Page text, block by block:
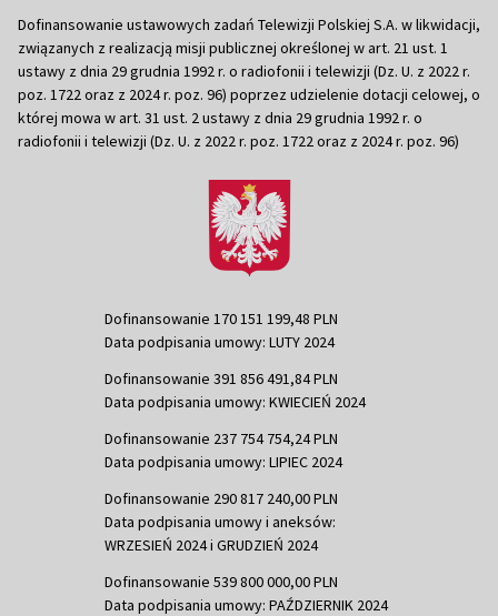
Dofinansowanie ustawowych zadań Telewizji Polskiej S.A. w likwidacji,
związanych z realizacją misji publicznej określonej w art. 21 ust. 1
ustawy z dnia 29 grudnia 1992 r. o radiofonii i telewizji (Dz. U. z 2022 r.
poz. 1722 oraz z 2024 r. poz. 96) poprzez udzielenie dotacji celowej, o
której mowa w art. 31 ust. 2 ustawy z dnia 29 grudnia 1992 r. o
radiofonii i telewizji (Dz. U. z 2022 r. poz. 1722 oraz z 2024 r. poz. 96)
Dofinansowanie 170 151 199,48 PLN
Data podpisania umowy: LUTY 2024
Dofinansowanie 391 856 491,84 PLN
Data podpisania umowy: KWIECIEŃ 2024
Dofinansowanie 237 754 754,24 PLN
Data podpisania umowy: LIPIEC 2024
Dofinansowanie 290 817 240,00 PLN
Data podpisania umowy i aneksów:
WRZESIEŃ 2024 i GRUDZIEŃ 2024
Dofinansowanie 539 800 000,00 PLN
Data podpisania umowy: PAŹDZIERNIK 2024